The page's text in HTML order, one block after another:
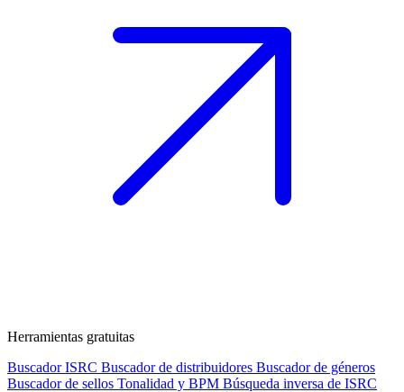
Herramientas gratuitas
Buscador ISRC Buscador de distribuidores Buscador de géneros
Buscador de sellos Tonalidad y BPM Búsqueda inversa de ISRC